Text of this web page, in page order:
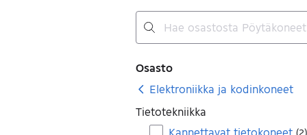
Suodattimet
Osasto
Elektroniikka ja kodinkoneet
Tietotekniikka
Kannettavat tietokoneet (2)